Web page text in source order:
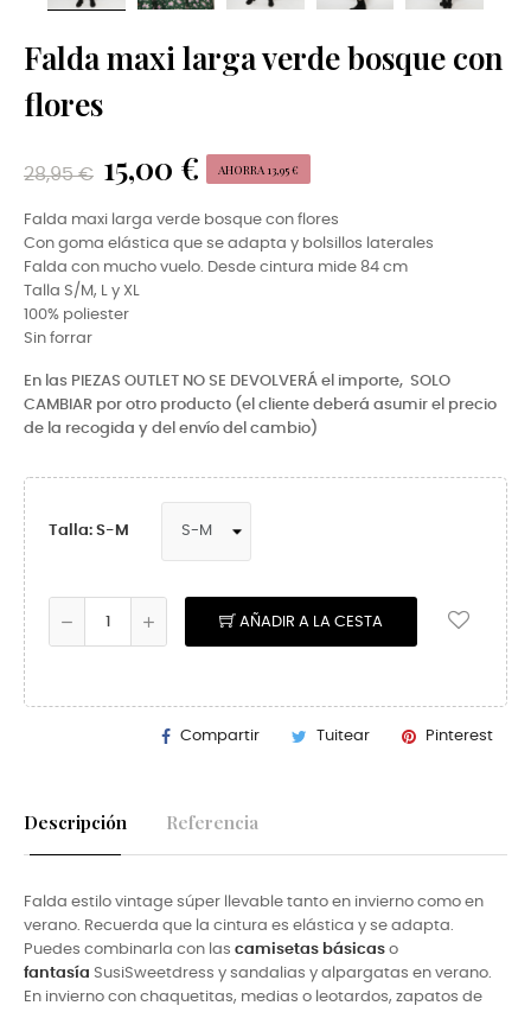
Falda maxi larga verde bosque con
flores
28,95 € 15,00 € AHORRA 13,95 €
Falda maxi larga verde bosque con flores
Con goma elástica que se adapta y bolsillos laterales
Falda con mucho vuelo. Desde cintura mide 84 cm
Talla S/M, L y XL
100% poliester
Sin forrar
En las PIEZAS OUTLET NO SE DEVOLVERÁ el importe, SOLO
CAMBIAR por otro producto (el cliente deberá asumir el precio
de la recogida y del envío del cambio)
Talla: S-M
AÑADIR A LA CESTA
Compartir Tuitear Pinterest
Descripción Referencia
Falda estilo vintage súper llevable tanto en invierno como en
verano. Recuerda que la cintura es elástica y se adapta.
Puedes combinarla con las camisetas básicas o
fantasía SusiSweetdress y sandalias y alpargatas en verano.
En invierno con chaquetitas, medias o leotardos, zapatos de